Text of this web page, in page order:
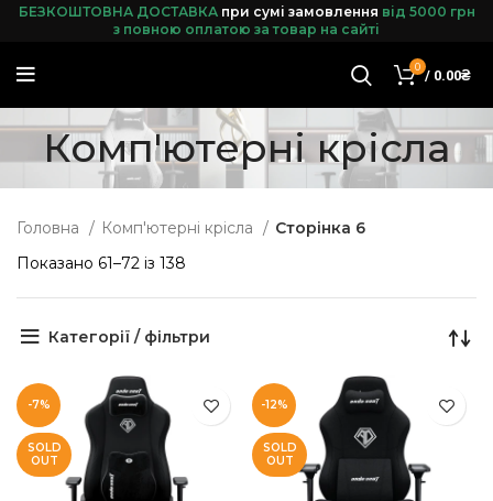
БЕЗКОШТОВНА ДОСТАВКАпри сумі замовлення від 5000 грн
з повною оплатою за товар на сайті
0 / 0.00₴
Комп'ютерні крісла
Головна Комп'ютерні крісла
Сторінка 6
Показано 61–72 із 138
Категорії / фільтри
-7%
SOLD
OUT
-12%
SOLD
OUT